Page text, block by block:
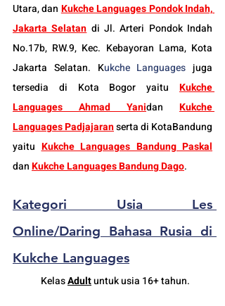
Utara, dan Kukche Languages Pondok Indah,
Jakarta Selatan di Jl. Arteri Pondok Indah
No.17b, RW.9, Kec. Kebayoran Lama, Kota
Jakarta Selatan. Kukche Languages juga
tersedia di Kota Bogor yaitu Kukche
Languages Ahmad Yanidan Kukche
Languages Padjajaran serta di KotaBandung
yaitu Kukche Languages Bandung Paskal
dan Kukche Languages Bandung Dago.
Kategori Usia L
Online/Daring Bahasa Rusia di
Kukche Languages
Kelas Adult untuk usia 16+ tahun.